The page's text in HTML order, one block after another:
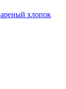
хлопок